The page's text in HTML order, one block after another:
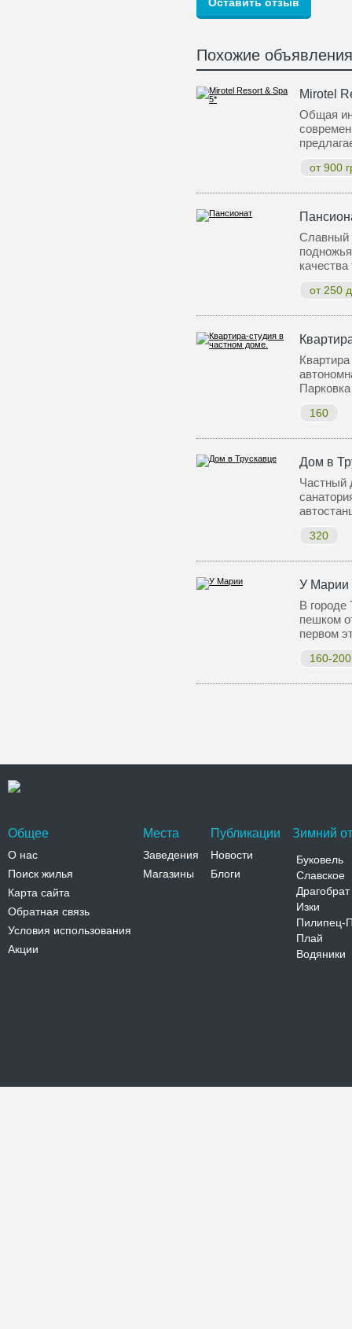
Похожие объявления
Mirotel
Общая
от 900
Славный
от 250
160
Дом в
Частный
320
У Марии
В городе
пешком
первом
160-200
Общее
О нас
Поиск жилья
Карта сайта
Обратная связь
Условия использования
Акции
Места
Заведения
Магазины
Публикации
Новости
Блоги
Зимний
Буковель
Славское
Драгобрат
Изки
Пилипец-
Плай
Водяники